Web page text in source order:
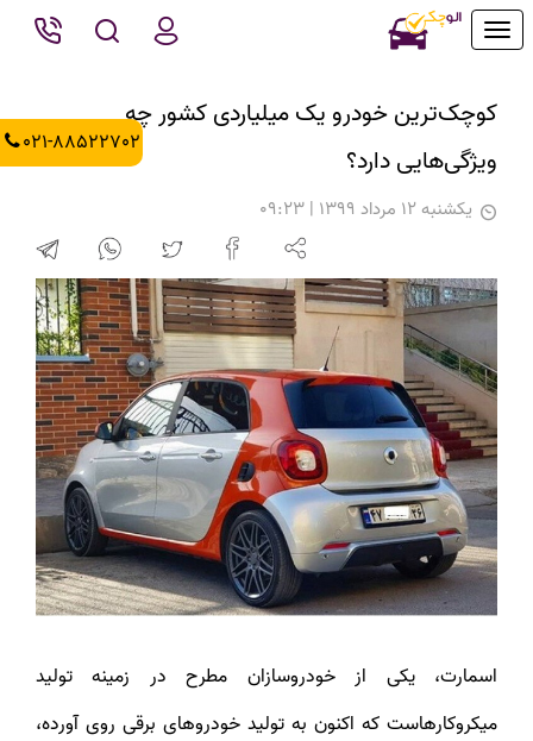
Toggle
021-88522702
کوچک‌ترین خودرو یک‌ میلیاردی کشور چه
ویژگی‌هایی دارد؟
يكشنبه 12 مرداد 1399 | 09:23
اسمارت، یکی از خودروسازان مطرح در زمینه تولید
میکروکارهاست که اکنون به تولید خودروهای برقی روی آورده،